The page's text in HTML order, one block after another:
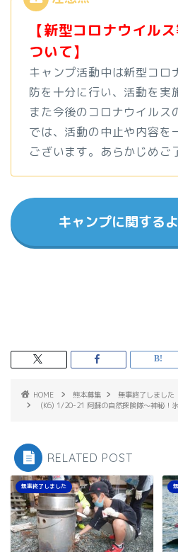
【新型コロナウイル
ついて】
キャンプ活動中は新型コロ
防を十分に行い、活動を実
また今後のコロナウイルス
では、活動の中止や内容を
ございます。あらかじめご
キャンプに関する
HOME 熊本募集
無事終了しました
(K6) 1/20-21 阿蘇の自然探険隊～神秘！
RELATED POST
無事終了しました